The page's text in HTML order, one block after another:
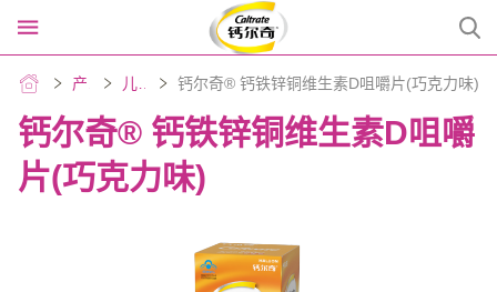
首页
走进钙尔奇
儿童钙吸收
走进钙尔奇
钙尔奇® 钙铁锌铜维生素D咀嚼片(巧克力味)
钙尔奇® 钙铁锌铜维生素D咀嚼
片(巧克力味)